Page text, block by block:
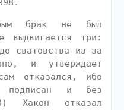
брак не был
выдвигается три:
сватовства из-за
и утверждает
отказался, ибо
подписан и без
Хакон отказал